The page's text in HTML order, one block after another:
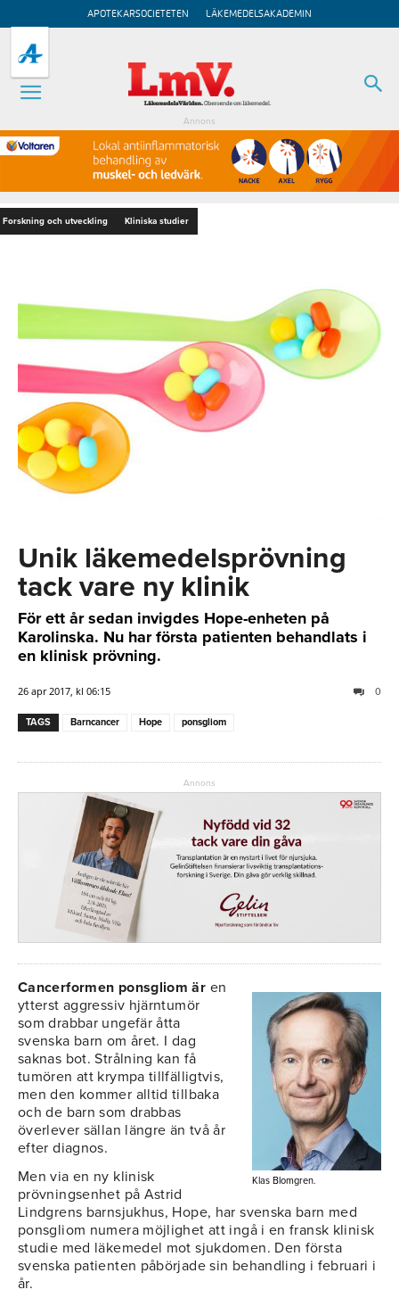
APOTEKARSOCIETETEN LÄKEMEDELSAKADEMIN
Annons
Forskning och utveckling Kliniska studier
Unik läkemedelsprövning
tack vare ny klinik
För ett år sedan invigdes Hope-enheten på
Karolinska. Nu har första patienten behandlats i
en klinisk prövning.
26 apr 2017, kl 06:15 0
TAGS Barncancer Hope ponsgliom
Annons
Klas Blomgren.
Cancerformen ponsgliom är en
ytterst aggressiv hjärntumör
som drabbar ungefär åtta
svenska barn om året. I dag
saknas bot. Strålning kan få
tumören att krympa tillfälligtvis,
men den kommer alltid tillbaka
och de barn som drabbas
överlever sällan längre än två år
efter diagnos.
Men via en ny klinisk
prövningsenhet på Astrid
Lindgrens barnsjukhus, Hope, har svenska barn med
ponsgliom numera möjlighet att ingå i en fransk klinisk
studie med läkemedel mot sjukdomen. Den första
svenska patienten påbörjade sin behandling i februari i
år.